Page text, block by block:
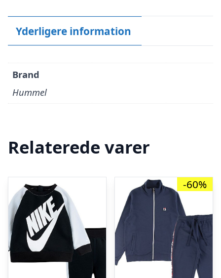
Yderligere information
Brand
Hummel
Relaterede varer
-60%